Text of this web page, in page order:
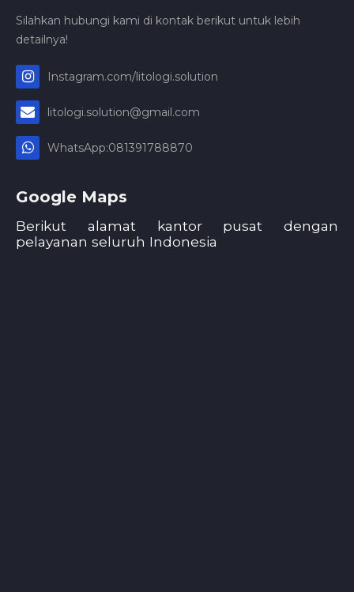
Silahkan hubungi kami di kontak berikut untuk lebih
detailnya!
Instagram.com/litologi.solution
litologi.solution@gmail.com
WhatsApp:081391788870
Google Maps
Berikut alamat kantor pusat dengan
pelayanan seluruh Indonesia